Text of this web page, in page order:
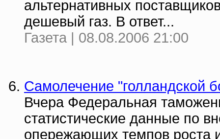
альтернативных
дешевый газ. В ответ...
Газета | 08.08.2006 21:00
Самолечение "голландской
Вчера Федеральная
статистические данные по
опережающих темпов роста